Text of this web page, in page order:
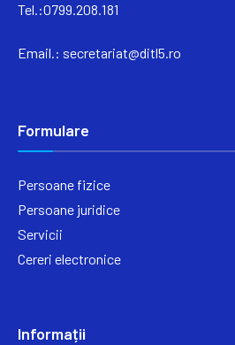
Tel.:0799.208.181
Email.: secretariat@ditl5.ro
Formulare
Persoane fizice
Persoane juridice
Servicii
Cereri electronice
Informații